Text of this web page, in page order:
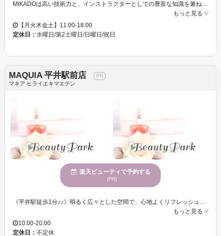
MIKADOは高い技術力と、インストラクターとしての豊富な知識を兼ね備えたまつ毛専門サロンです。一人ひとりの目元に合わせたデザイン提案と繊細かつ持続力の高い施術で、理想の仕上がりを実現いたします。エステティックグランプリで5つ星認定を受ける実力派の当店は技術・接客・空間全てにおいて高水準のサービスを提供しています。心が静まる雰囲気で、ワンランク上の目元美を体験し、女性に人気です。年齢問わず様々な方にご利用いただける個室を備えたプライベート空間で、新しい自分を発見してください。マンツーマンの丁寧なカウンセリングにより、心地よくリラックスしながら、理想の美しい目元を手に入れることができます。MIKADOで特別なひと時をお楽しみください。
もっと見る
【月火木金土】11:00-18:00
定休日： 水曜日/第2土曜日/日曜日/祝日
MAQUIA 平井駅前店
マキア ヒライエキマエテン
楽天ビューティで予約する
[PR]
《平井駅徒歩1分♪♪》明るく広々とした空間で、心地よくリフレッシュできるひととき！マツエクのエキスパートが提供する卓越した技術で、目元を華やかに演出☆さまざまな年齢層の方々に愛されるサロンで、自分らしさを引き立てる美しさを実感してください！ MAQUIA 平井駅前店は、幅広い年代のお客様が快適に利用できるまつげサロンです。店内は広々とした空間で自然光が明るく、リラックスした時間をお過ごしいただけます。当店のマツエク技術に長けており、洗練されたデザインからナチュラルな仕上がりまで、多彩なトレンドを取り入れております。お好みのスタイルを通じて自信を取り戻し、日々の生活がより充実したものになることを目指しています。ぜひ一度足を運んで、新しい自分を試してみませんか？MAQUIA 平井駅前店で心もまつげもグレードアップし、魅力を最大限に引き出します。心からお待ちしております。
もっと見る
10:00-20:00
定休日： 不定休